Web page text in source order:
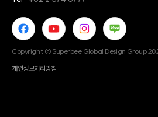
Copyright © Superbee Global Design Group
개인정보처리방침